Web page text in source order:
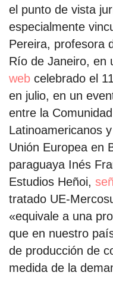
el punto de vista
especialmente
Pereira, profesora
Río de Janeiro, en
web celebrado el
en julio, en un
entre la
Latinoamericanos
Unión Europea en
paraguaya Inés
Estudios Heñoi,
tratado UE-
«equivale a una
que en nuestro
de producción de
medida de la